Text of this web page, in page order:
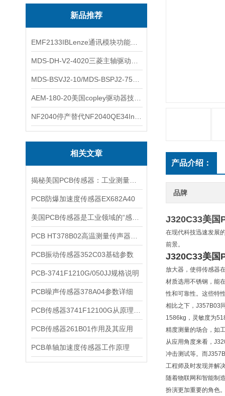
新品推荐
相关文章
PCB防爆加速度传感器EX682A40
PCB振动传感器352C03基础参数
PCB-3741F1210G/050JJ规格说明
PCB噪声传感器378A04参数详细
PCB传感器261B01作用及其应用
PCB单轴加速度传感器工作原理
产品介绍：
品牌
J320C33美国
在现代科技迅速发展
前景。
J320C33美国
放大器，使得传感器
材质选用不锈钢，能
性和可靠性。这些特
相比之下，J357B03
1586kg，灵敏度为
精度测量的场合，如
从应用角度来看，
冲击测试等。而
工程师及时发现并解
随着物联网和智能制
扮演更加重要的角色